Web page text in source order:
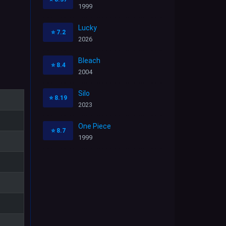
1999
⭐ 7.2
Lucky
2026
⭐ 8.4
Bleach
2004
⭐ 8.19
Silo
2023
⭐ 8.7
One Piece
1999